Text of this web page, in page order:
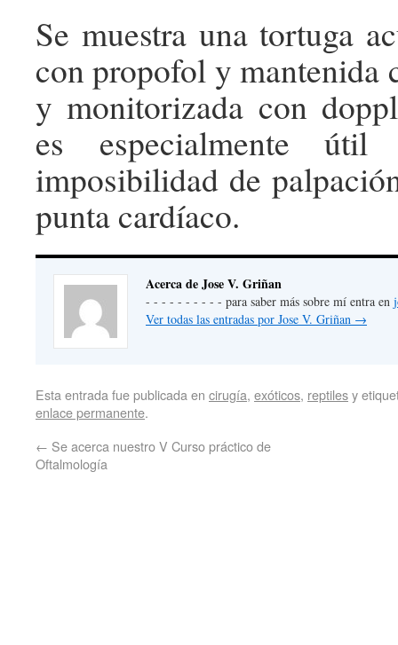
Se muestra una tortuga
con propofol y mantenida
y monitorizada con
es especialmente
imposibilidad de
punta cardíaco.
Acerca de Jose V. Griñan
- - - - - - - - - - para saber más sobre mí entra en
Ver todas las entradas por Jose V. Griñan →
Esta entrada fue publicada en cirugía, exóticos, reptilesy
enlace permanente.
← Se acerca nuestro V Curso práctico de
Oftalmología